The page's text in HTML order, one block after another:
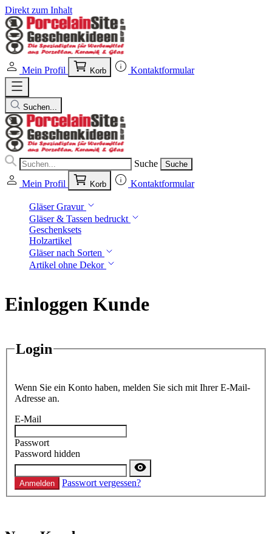
Direkt zum Inhalt
Mein Profil Korb Kontaktformular
Suchen...
Suche Suche
Mein Profil Korb Kontaktformular
Gläser Gravur
Gläser & Tassen bedruckt
Geschenksets
Holzartikel
Gläser nach Sorten
Artikel ohne Dekor
Einloggen Kunde
Login
Wenn Sie ein Konto haben, melden Sie sich mit Ihrer E-Mail-
Adresse an.
E-Mail
Passwort
Password hidden
Anmelden Passwort vergessen?